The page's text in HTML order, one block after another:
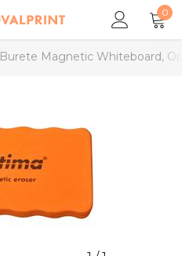
00
Burete Magnetic Whiteboard,